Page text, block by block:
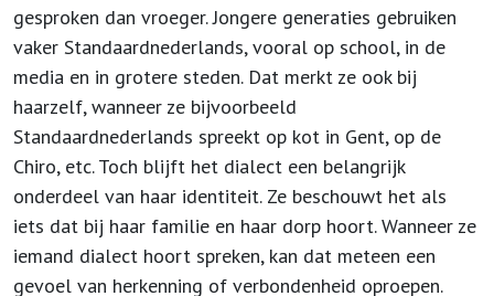
gesproken dan vroeger. Jongere generaties gebruiken
vaker Standaardnederlands, vooral op school, in de
media en in grotere steden. Dat merkt ze ook bij
haarzelf, wanneer ze bijvoorbeeld
Standaardnederlands spreekt op kot in Gent, op de
Chiro, etc. Toch blijft het dialect een belangrijk
onderdeel van haar identiteit. Ze beschouwt het als
iets dat bij haar familie en haar dorp hoort. Wanneer ze
iemand dialect hoort spreken, kan dat meteen een
gevoel van herkenning of verbondenheid oproepen.